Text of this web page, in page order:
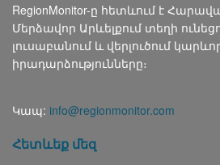
RegionMonitor-ը հետևում է
Մերձավոր Արևելքում տեղի
լուսաբանում և վերլուծում
իրադարձությունները։
Կապ: info@regionmonitor.com
Հետևեք մեզ